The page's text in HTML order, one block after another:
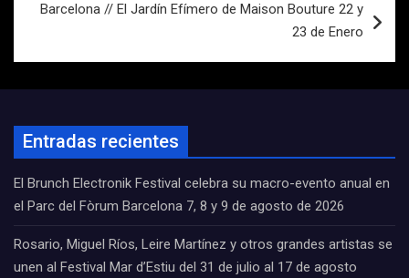
Barcelona // El Jardín Efímero de Maison Bouture 22 y
23 de Enero
Entradas recientes
El Brunch Electronik Festival celebra su macro-evento anual en
el Parc del Fòrum Barcelona 7, 8 y 9 de agosto de 2026
Rosario, Miguel Ríos, Leire Martínez y otros grandes artistas se
unen al Festival Mar d’Estiu del 31 de julio al 17 de agosto